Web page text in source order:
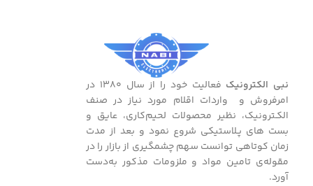
نبی الکترونیک
فعالیت خود را از سال ۱۳۸۰ در
امرفروش و واردات اقلام مورد نیاز در صنف
الکـترونیک، نظیر محصولات لحیم‌کاری، عایق و
بست ‌های پـلاستیکی شروع نمود و بعد از مدت
زمان کوتاهی توانست سهم چشمگیری از بازار را در
مقوله‌ی تامین مواد و ملزومات مذکور به‌دست
آورد.